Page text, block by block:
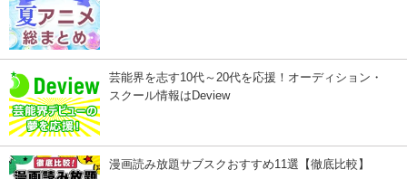
芸能界を志す10代～20代を応援！オーディション・
スクール情報はDeview
漫画読み放題サブスクおすすめ11選【徹底比較】